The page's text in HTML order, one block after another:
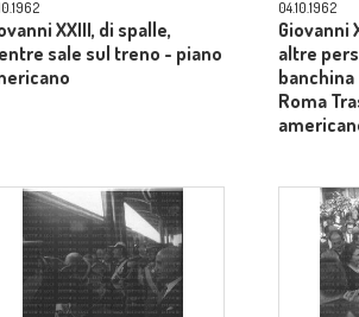
XXIII, di spalle,
sale sul treno - piano
04.10.1962
Giovanni
altre
Roma